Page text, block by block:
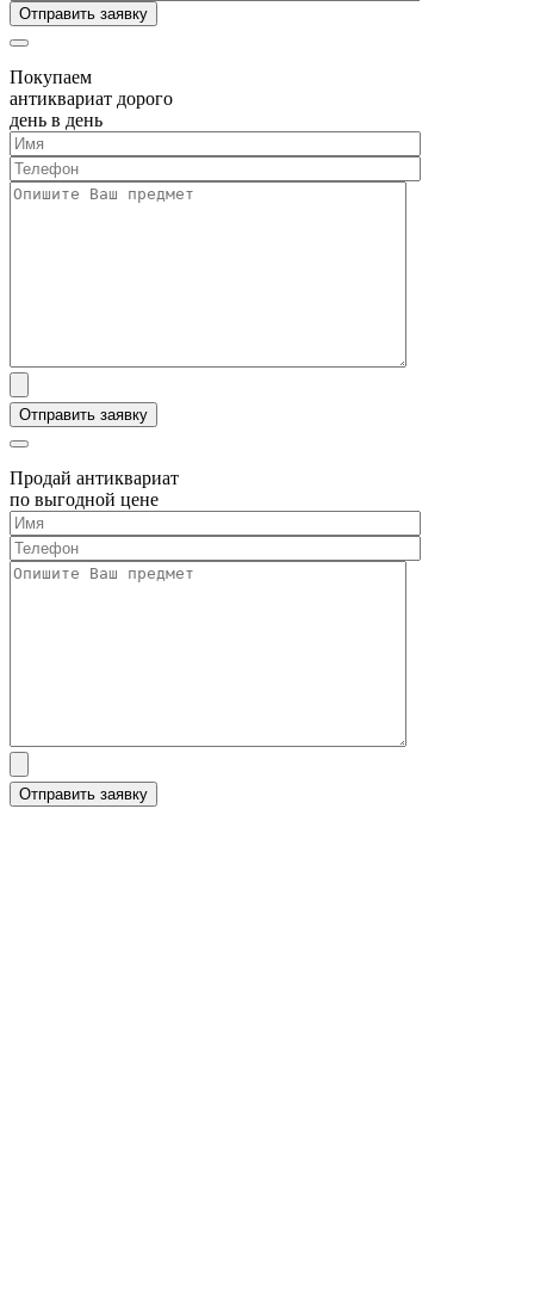
Покупаем
антиквариат дорого
день в день
Продай антиквариат
по выгодной цене